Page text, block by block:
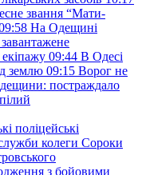
звання “Мати-
На Одещині
09:44 В Одесі
землю 09:15 Ворог не
постраждало
поліцейські
колеги Сороки
з бойовими